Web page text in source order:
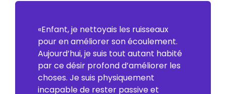
«Enfant, je nettoyais les ruisseaux
pour en améliorer son écoulement.
Aujourd’hui, je suis tout autant habité
par ce désir profond d’améliorer les
choses. Je suis physiquement
incapable de rester passive et